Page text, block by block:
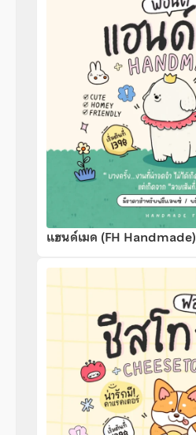
แฮนด์เมด (FH Handmade)